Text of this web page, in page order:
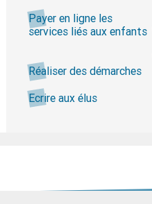
Payer en ligne les
services liés aux enfants
Réaliser des démarches
Ecrire aux élus